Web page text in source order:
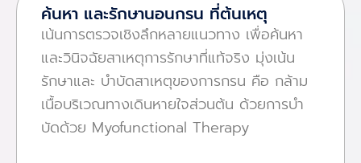
ค้นหา และรักษานอนกรน ที่ต้นเหตุ
เน้นการตรวจเชิงลึกหลายแนวทาง เพื่อค้นหา
และวินิจฉัยสาเหตุการรักษาที่แท้จริง มุ่งเน้น
รักษาและ บําบัดสาเหตุของการกรน คือ กล้าม
เนื้อบริเวณทางเดินหายใจส่วนต้น ด้วยการบํา
บัดด้วย Myofunctional Therapy